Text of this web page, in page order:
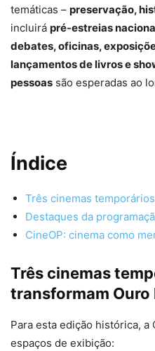
temáticas – preservação,
incluirá pré-estreias
debates, oficinas,
lançamentos de livros e
pessoas são esperadas ao
Índice
Três cinemas
Destaques da
CineOP: cinema como
Três cinemas
transformam Ouro
Para esta edição histórica, a
espaços de exibição: